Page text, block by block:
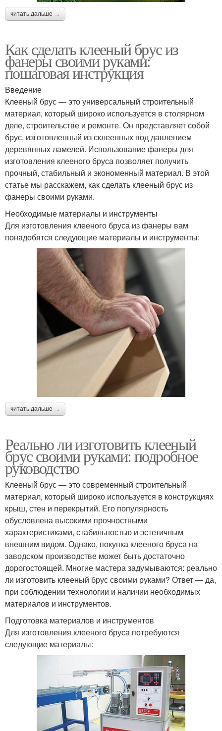
читать дальше →
Как сделать клееный брус из
фанеры своими руками:
пошаговая инструкция
Введение
Клееный брус — это универсальный строительный
материал, который широко используется в столярном
деле, строительстве и ремонте. Он представляет собой
брус, изготовленный из склеенных под давлением
деревянных ламелей. Использование фанеры для
изготовления клееного бруса позволяет получить
прочный, стабильный и экономенный материал. В этой
статье мы расскажем, как сделать клееный брус из
фанеры своими руками.
Необходимые материалы и инструменты
Для изготовления клееного бруса из фанеры вам
понадобятся следующие материалы и инструменты:
читать дальше →
Реально ли изготовить клееный
брус своими руками: подробное
руководство
Клееный брус — это современный строительный
материал, который широко используется в конструкциях
крыш, стен и перекрытий. Его популярность
обусловлена высокими прочностными
характеристиками, стабильностью и эстетичным
внешним видом. Однако, покупка клееного бруса на
заводском производстве может быть достаточно
дорогостоящей. Многие мастера задумываются: реально
ли изготовить клееный брус своими руками? Ответ — да,
при соблюдении технологии и наличии необходимых
материалов и инструментов.
Подготовка материалов и инструментов
Для изготовления клееного бруса потребуются
следующие материалы: